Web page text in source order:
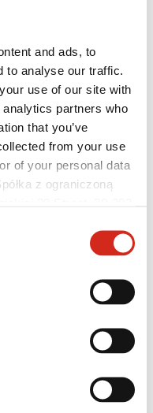
and ads, to
to analyse our traffic.
use of our site with
partners who
that you’ve
from your use
of your personal data
z ograniczoną